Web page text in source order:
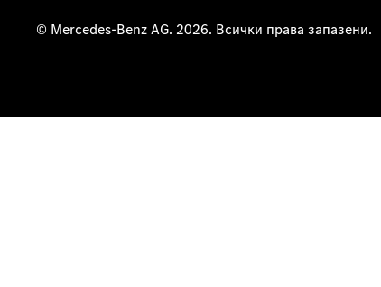
© Mercedes-Benz AG. 2026. Всички права запазени.